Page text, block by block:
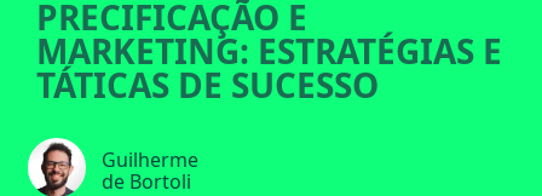
PRECIFICAÇÃO E
MARKETING: ESTRATÉGIAS E
TÁTICAS DE SUCESSO
Guilherme
de Bortoli